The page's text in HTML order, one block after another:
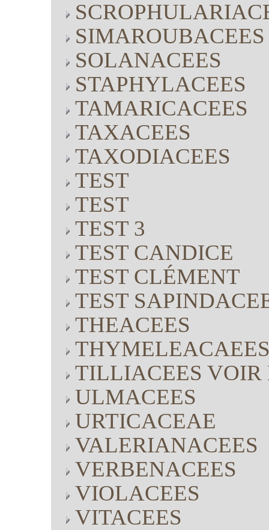
SIMAROUBACEES
SOLANACEES
STAPHYLACEES
TAMARICACEES
TAXACEES
TAXODIACEES
TEST
TEST
TEST 3
TEST CANDICE
TEST CLÉMENT
TEST
THEACEES
TILLIACEES VOIR
ULMACEES
URTICACEAE
VALERIANACEES
VERBENACEES
VIOLACEES
VITACEES